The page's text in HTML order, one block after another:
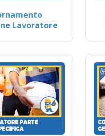
Lavoratore